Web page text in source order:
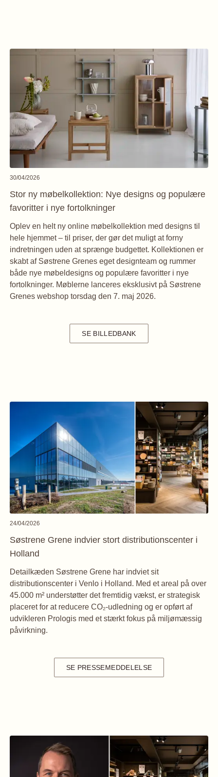
30/04/2026
Stor ny møbelkollektion: Nye designs og populære
favoritter i nye fortolkninger
Oplev en helt ny online møbelkollektion med designs til
hele hjemmet – til priser, der gør det muligt at forny
indretningen uden at sprænge budgettet. Kollektionen er
skabt af Søstrene Grenes eget designteam og rummer
både nye møbeldesigns og populære favoritter i nye
fortolkninger. Møblerne lanceres eksklusivt på Søstrene
Grenes webshop torsdag den 7. maj 2026.
SE BILLEDBANK
24/04/2026
Søstrene Grene indvier stort distributionscenter i
Holland
Detailkæden Søstrene Grene har indviet sit
distributionscenter i Venlo i Holland. Med et areal på over
45.000 m² understøtter det fremtidig vækst, er strategisk
placeret for at reducere CO₂-udledning og er opført af
udvikleren Prologis med et stærkt fokus på miljømæssig
påvirkning.
SE PRESSEMEDDELELSE